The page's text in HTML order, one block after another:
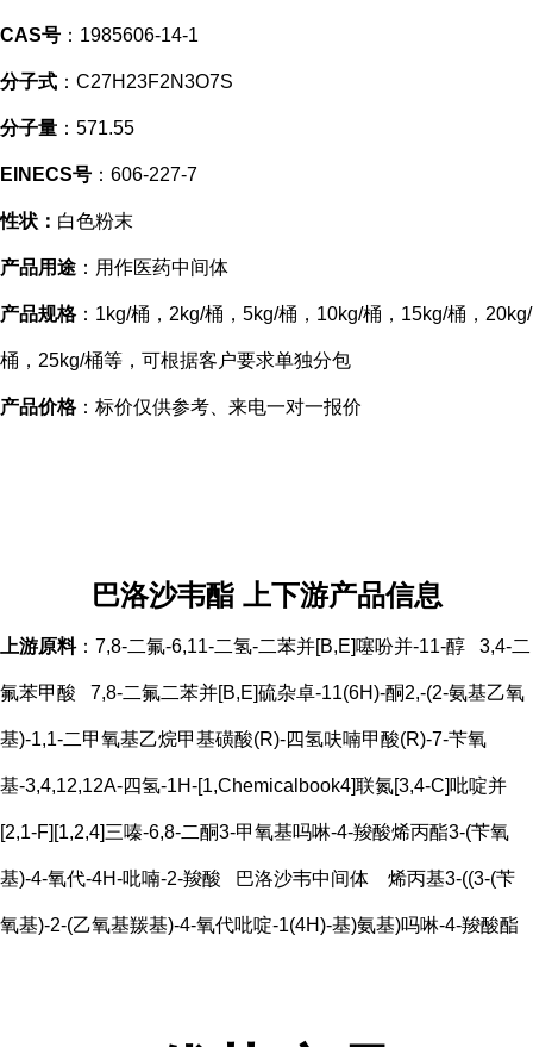
CAS号 ：1985606-14-1
分子式 ：C27H23F2N3O7S
分子量 ：571.55
EINECS号 ：606-227-7
性状： 白色粉末
产品用途 ：用作医药中间体
产品规格：1kg/桶，2kg/桶，5kg/桶，10kg/桶，15kg/桶，20kg/
桶，25kg/桶等，可根据客户要求单独分包
产品价格：标价仅供参考、来电一对一报价
巴洛沙韦酯 上下游产品信息
上游原料：7,8-二氟-6,11-二氢-二苯并[B,E]噻吩并-11-醇 3,4-二
氟苯甲酸 7,8-二氟二苯并[B,E]硫杂卓-11(6H)-酮2,-(2-氨基乙氧
基)-1,1-二甲氧基乙烷甲基磺酸(R)-四氢呋喃甲酸(R)-7-苄氧
基-3,4,12,12A-四氢-1H-[1,Chemicalbook4]联氮[3,4-C]吡啶并
[2,1-F][1,2,4]三嗪-6,8-二酮3-甲氧基吗啉-4-羧酸烯丙酯3-(苄氧
基)-4-氧代-4H-吡喃-2-羧酸 巴洛沙韦中间体 烯丙基3-((3-(苄
氧基)-2-(乙氧基羰基)-4-氧代吡啶-1(4H)-基)氨基)吗啉-4-羧酸酯